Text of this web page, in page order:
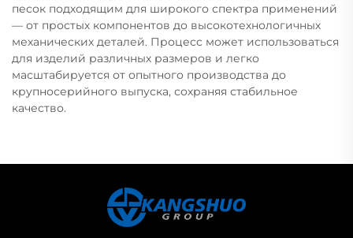
песок подходящим для широкого спектра применений
— от простых компонентов до высокотехнологичных
механических деталей. Процесс может использоваться
для изделий различных размеров и легко
масштабируется от опытного производства до
крупносерийного выпуска, сохраняя стабильное
качество.